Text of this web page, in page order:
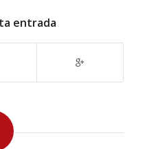
entrada